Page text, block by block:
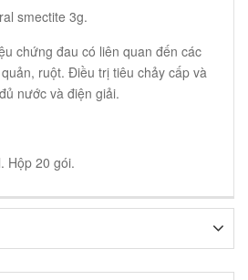
smectite 3g.
chứng đau có liên quan đến các
ruột. Điều trị tiêu chảy cấp và
nước và điện giải.
Hộp 20 gói.